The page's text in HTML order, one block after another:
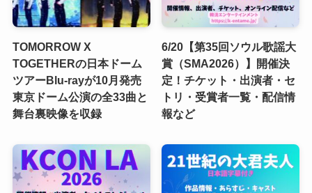
TOMORROW X
TOGETHERの日本ドーム
ツアーBlu-rayが10月発売
東京ドーム公演の全33曲と
舞台裏映像を収録
6/20【第35回ソウル歌謡大
賞（SMA2026）】開催決
定！チケット・出演者・セ
トリ・受賞者一覧・配信情
報など